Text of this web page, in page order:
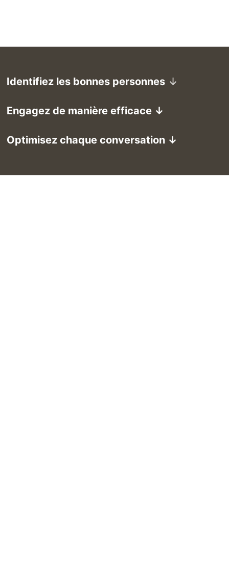
Identifiez les bonnes personnes ↓
Engagez de manière efficace ↓
Optimisez chaque conversation ↓